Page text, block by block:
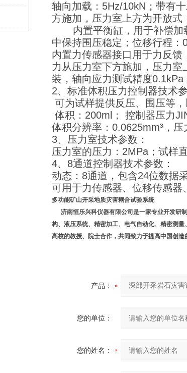
轴向加载：5Hz/10kN；带有
方施加，压力室上方为开放式
内置平衡缸，用于补偿加
中保持围压稳定；位移行程：
内置力传感器接口用于力反
力从压力室下方施加，压力
装，轴向应力测试精度0.1kPa
2、标准体积压力控制器技术
可为试样提供反压、围压等
体积：200ml； 控制器压力
体积分辨率：0.0625mm³，压
3、压力室技术参数：
压力室的压力：2MPa；试样
4、8通道控制器技术参数：
动态：8通道，包含24位数据
可用于力传感器、位移传感器
多功能矿山开采地质灾害耦合试验系统
济南恒乐兴科仪器有限公司是一家专业开发研
构、液压系统、精密加工、电气自动化、精密测
高校的教授、院士合作，共同致力于提高中国创
产品：
您的单位：
您的姓名：